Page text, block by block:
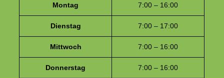
Montag 7:00 – 16:00
Dienstag 7:00 – 17:00
Mittwoch 7:00 – 16:00
Donnerstag 7:00 – 16:00